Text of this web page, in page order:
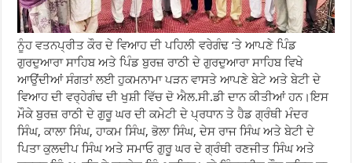
ਨੂੰਹ ਵਤਨਪ੍ਰੀਤ ਕੌਰ ਦੇ ਵਿਆਹ ਦੀ ਪਹਿਲੀ ਵਰੇਗੰਢ ‘ਤੇ ਆਪਣੇ ਪਿੰਡ
ਗੁਰਦੁਆਰਾ ਸਾਹਿਬ ਅਤੇ ਪਿੰਡ ਬੁਰਜ਼ ਰਾਠੀ ਦੇ ਗੁਰਦੁਆਰਾ ਸਾਹਿਬ ਵਿਖੇ
ਆਉਂਦੀਆਂ ਸੰਗਤਾਂ ਲਈ ਹੁਕਮਨਾਮਾ ਪੜਨ ਵਾਸਤੇ ਆਪਣੇ ਬੇਟੇ ਅਤੇ ਬੇਟੀ ਦੇ
ਵਿਆਹ ਦੀ ਵਰ੍ਹੇਗੰਢ ਦੀ ਖੁਸ਼ੀ ਵਿੱਚ ਦੋ ਐਲ.ਸੀ.ਡੀ ਦਾਨ ਕੀਤੀਆਂ ਹਨ।ਇਸ
ਮੌਕੇ ਬੁਰਜ਼ ਰਾਠੀ ਦੇ ਗੁਰੂ ਘਰ ਦੀ ਕਮੇਟੀ ਦੇ ਪ੍ਰਧਾਨ ਤੇ ਹੈਡ ਗ੍ਰੰਥੀ ਮੰਦਰ
ਸਿੰਘ, ਕਾਲਾ ਸਿੰਘ, ਹਾਕਮ ਸਿੰਘ, ਭੋਲਾ ਸਿੰਘ, ਦੇਸ ਰਾਜ ਸਿੰਘ ਅਤੇ ਬੇਟੀ ਦੇ
ਪਿਤਾ ਕੁਲਦੀਪ ਸਿੰਘ ਅਤੇ ਸਮਾਓ ਗੁਰੂ ਘਰ ਦੇ ਗ੍ਰੰਥੀ ਰਣਜੀਤ ਸਿੰਘ ਅਤੇ